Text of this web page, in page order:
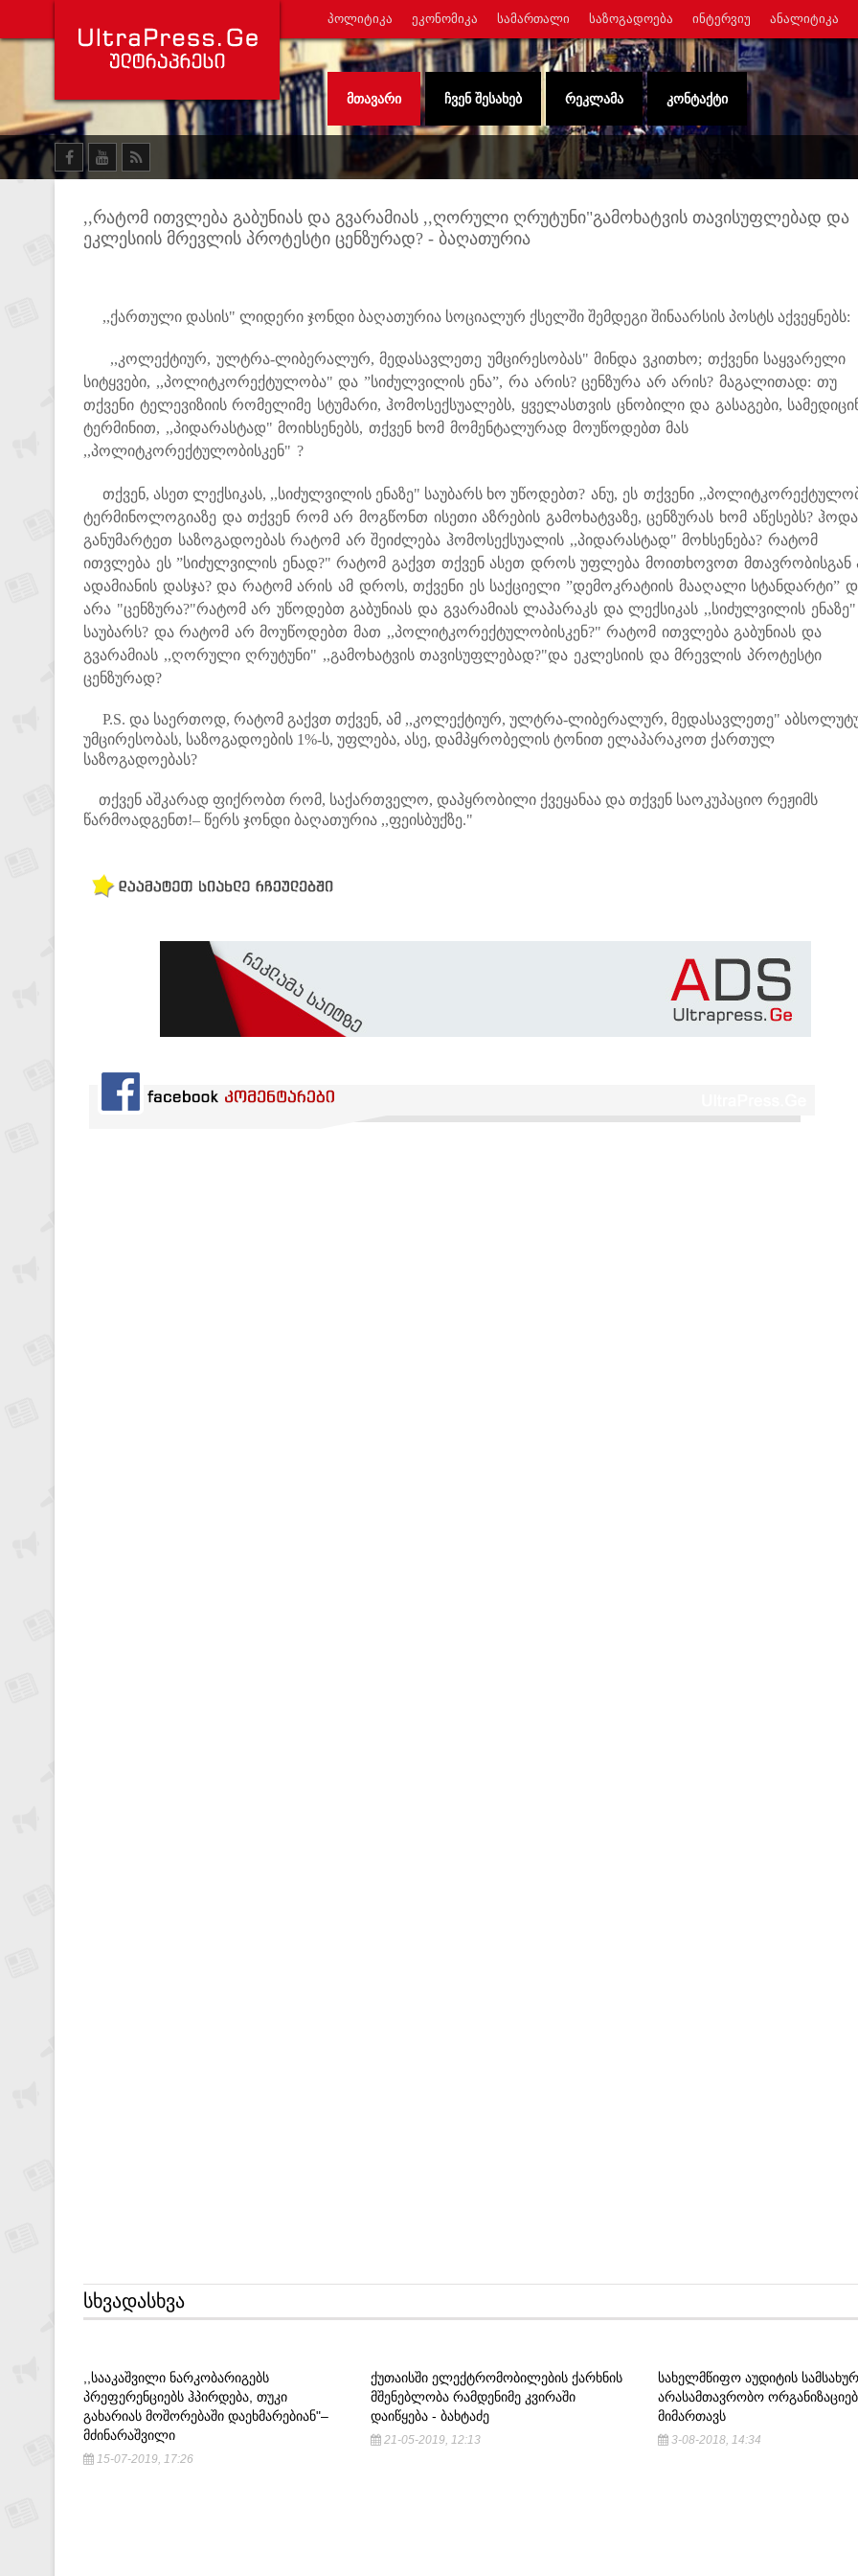
ᲞᲝᲚᲘᲢᲘᲙᲐ ᲔᲙᲝᲜᲝᲛᲘᲙᲐ ᲡᲐᲛᲐᲠᲗᲐᲚᲘ ᲡᲐᲖᲝᲒᲐᲓᲝᲔᲑᲐ ᲘᲜᲢᲔᲠᲕᲘᲣ ᲐᲜᲐᲚᲘᲢᲘᲙᲐ
ᲛᲗᲐᲕᲐᲠᲘ ᲩᲕᲔᲜ ᲨᲔᲡᲐᲮᲔᲑ ᲠᲔᲙᲚᲐᲛᲐ ᲙᲝᲜᲢᲐᲥᲢᲘ
,,რატომ ითვლება გაბუნიას და გვარამიას ,,ღორული ღრუტუნი"გამოხატვის თავისუფლებად და
ეკლესიის მრევლის პროტესტი ცენზურად? - ბაღათურია
,,ქართული დასის" ლიდერი ჯონდი ბაღათურია სოციალურ ქსელში შემდეგი შინაარსის პოსტს აქვეყნებს:
,,კოლექტიურ, ულტრა-ლიბერალურ, მედასავლეთე უმცირესობას" მინდა ვკითხო; თქვენი საყვარელი
სიტყვები, ,,პოლიტკორექტულობა" და ”სიძულვილის ენა”, რა არის?ცენზურა არ არის?მაგალითად: თუ
თქვენი ტელევიზიის რომელიმე სტუმარი, ჰომოსექსუალებს, ყველასთვის ცნობილი და გასაგები,
ტერმინით, ,,პიდარასტად" მოიხსენებს, თქვენ ხომ მომენტალურად მოუწოდებთ მას
,,პოლიტკორექტულობისკენ" ?
თქვენ, ასეთ ლექსიკას, ,,სიძულვილის ენაზე" საუბარს ხო უწოდებთ? ანუ, ეს თქვენი
ტერმინოლოგიაზე და თქვენ რომ არ მოგწონთ ისეთი აზრების გამოხატვაზე, ცენზურას ხომ აწესებს?
განუმარტეთ საზოგადოებას რატომ არ შეიძლება ჰომოსექსუალის ,,პიდარასტად" მოხსენება? რატომ
ითვლება ეს ”სიძულვილის ენად?"რატომ გაქვთ თქვენ ასეთ დროს უფლება მოითხოვოთ მთავრობისგან
ადამიანის დასჯა?და რატომ არის ამ დროს, თქვენი ეს საქციელი ”დემოკრატიის მააღალი სტანდარტი”
არა "ცენზურა?"რატომ არ უწოდებთ გაბუნიას და გვარამიას ლაპარაკს და ლექსიკას ,,სიძულვილის ენაზე"
საუბარს? და რატომ არ მოუწოდებთ მათ ,,პოლიტკორექტულობისკენ?"რატომ ითვლება გაბუნიას და
გვარამიას ,,ღორული ღრუტუნი" ,,გამოხატვის თავისუფლებად?"და ეკლესიის და მრევლის პროტესტი
ცენზურად?
P.S. და საერთოდ, რატომ გაქვთ თქვენ, ამ ,,კოლექტიურ, ულტრა-ლიბერალურ, მედასავლეთე"
უმცირესობას, საზოგადოების 1%-ს, უფლება, ასე, დამპყრობელის ტონით ელაპარაკოთ ქართულ
საზოგადოებას?
თქვენ აშკარად ფიქრობთ რომ, საქართველო, დაპყრობილი ქვეყანაა და თქვენ საოკუპაციო რეჟიმს
წარმოადგენთ!– წერს ჯონდი ბაღათურია ,,ფეისბუქზე."
ᲡᲮᲕᲐᲓᲐᲡᲮᲕᲐ
,,ᲡᲐᲐᲙᲐᲨᲕᲘᲚᲘ ᲜᲐᲠᲙᲝᲑᲐᲠᲘᲒᲔᲑᲡ
ᲞᲠᲔᲤᲔᲠᲔᲜᲪᲘᲔᲑᲡ ᲰᲞᲘᲠᲓᲔᲑᲐ, ᲗᲣᲙᲘ
ᲒᲐᲮᲐᲠᲘᲐᲡ ᲛᲝᲨᲝᲠᲔᲑᲐᲨᲘ ᲓᲐᲔᲮᲛᲐᲠᲔᲑᲘᲐᲜ"–
ᲛᲫᲘᲜᲐᲠᲐᲨᲕᲘᲚᲘ
15-07-2019, 17:26
ᲥᲣᲗᲐᲘᲡᲨᲘ ᲔᲚᲔᲥᲢᲠᲝᲛᲝᲑᲘᲚᲔᲑᲘᲡ ᲥᲐᲠᲮᲜᲘᲡ
ᲛᲨᲔᲜᲔᲑᲚᲝᲑᲐ ᲠᲐᲛᲓᲔᲜᲘᲛᲔ ᲙᲕᲘᲠᲐᲨᲘ
ᲓᲐᲘᲬᲧᲔᲑᲐ - ᲑᲐᲮᲢᲐᲫᲔ
21-05-2019, 12:13
ᲡᲐᲮᲔᲚᲛᲬᲘᲤᲝ ᲐᲣᲓᲘᲢᲘᲡ
ᲐᲠᲐᲡᲐᲛᲗᲐᲕᲠᲝᲑᲝ
ᲛᲘᲛᲐᲠᲗᲐᲕᲡ
3-08-2018, 14:34